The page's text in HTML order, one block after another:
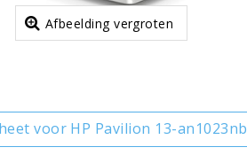
Afbeelding vergroten
voor HP Pavilion 13-an1023nb